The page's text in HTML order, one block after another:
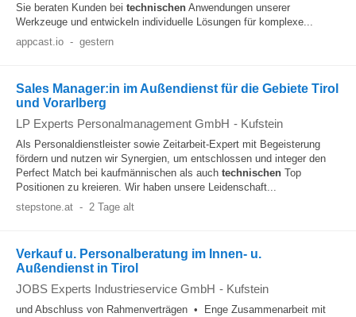
Sie beraten Kunden bei technischen Anwendungen unserer
Werkzeuge und entwickeln individuelle Lösungen für komplexe...
appcast.io - gestern
Sales Manager:in im Außendienst für die Gebiete Tirol
und Vorarlberg
LP Experts Personalmanagement GmbH - Kufstein
Als Personaldienstleister sowie Zeitarbeit-Expert mit Begeisterung
fördern und nutzen wir Synergien, um entschlossen und integer den
Perfect Match bei kaufmännischen als auch technischen Top
Positionen zu kreieren. Wir haben unsere Leidenschaft...
stepstone.at - 2 Tage alt
Verkauf u. Personalberatung im Innen- u.
Außendienst in Tirol
JOBS Experts Industrieservice GmbH - Kufstein
und Abschluss von Rahmenverträgen • Enge Zusammenarbeit mit